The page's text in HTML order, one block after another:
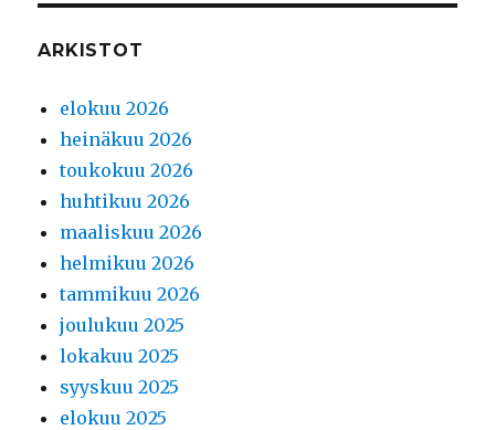
ARKISTOT
elokuu 2026
heinäkuu 2026
toukokuu 2026
huhtikuu 2026
maaliskuu 2026
helmikuu 2026
tammikuu 2026
joulukuu 2025
lokakuu 2025
syyskuu 2025
elokuu 2025